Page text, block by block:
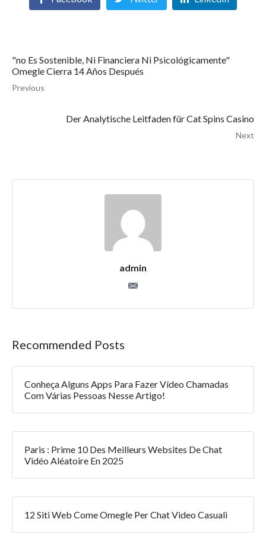
"no Es Sostenible, Ni Financiera Ni Psicológicamente"
Omegle Cierra 14 Años Después
Previous
Der Analytische Leitfaden für Cat Spins Casino
Next
admin
Recommended Posts
Conheça Alguns Apps Para Fazer Vídeo Chamadas
Com Várias Pessoas Nesse Artigo!
Paris : Prime 10 Des Meilleurs Websites De Chat
Vidéo Aléatoire En 2025
12 Siti Web Come Omegle Per Chat Video Casuali